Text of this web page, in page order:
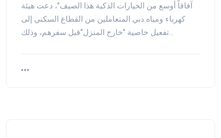
آفاقاً أوسع من الخيارات الذكية هذا الصيف"، دعت هيئة
كهرباء ومياه دبي المتعاملين من القطاع السكني إلى
تفعيل خاصية "خارج المنزل"قبل سفرهم، وذلك…